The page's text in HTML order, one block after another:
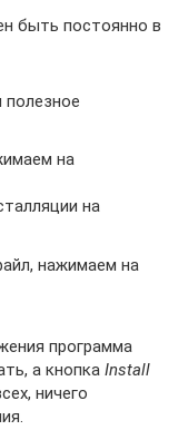
быть постоянно в
полезное
на
на
нажимаем на
программа
а кнопка Install
ничего